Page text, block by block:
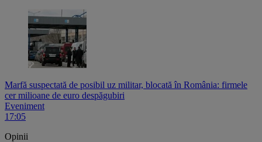
Marfă suspectată de posibil uz militar, blocată în România: firmele
cer milioane de euro despăgubiri
Eveniment
17:05
Opinii